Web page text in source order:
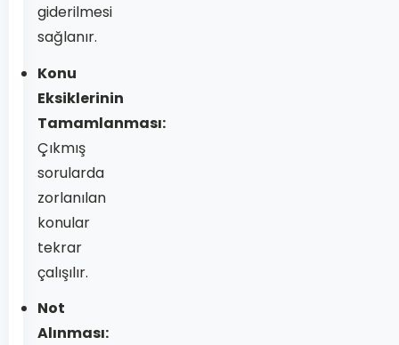
giderilmesi
sağlanır.
Konu
Eksiklerinin
Tamamlanması:
Çıkmış
sorularda
zorlanılan
konular
tekrar
çalışılır.
Not
Alınması: